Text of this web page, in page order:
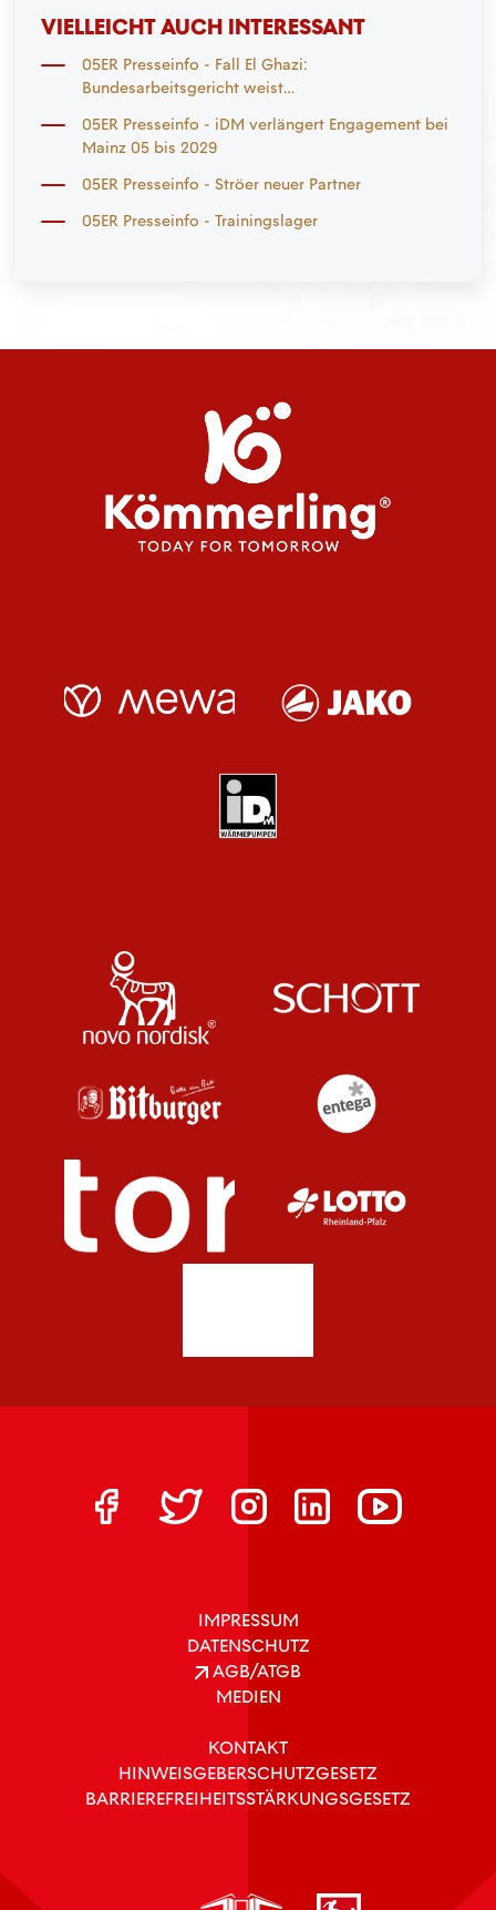
VIELLEICHT AUCH INTERESSANT
05ER Presseinfo - Fall El Ghazi:
Bundesarbeitsgericht weist
05ER Presseinfo - iDM verlängert Engagement bei
Mainz 05 bis 2029
05ER Presseinfo - Ströer neuer Partner
05ER Presseinfo - Trainingslager
IMPRESSUM
DATENSCHUTZ
AGB/ATGB
MEDIEN
KONTAKT
HINWEISGEBERSCHUTZGESETZ
BARRIEREFREIHEITSSTÄRKUNGSGESETZ